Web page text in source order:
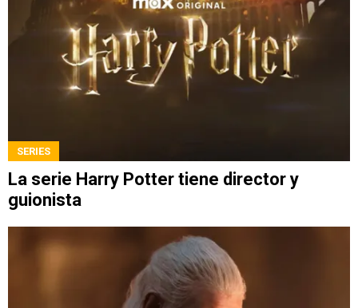
SERIES
La serie Harry Potter tiene director y
guionista